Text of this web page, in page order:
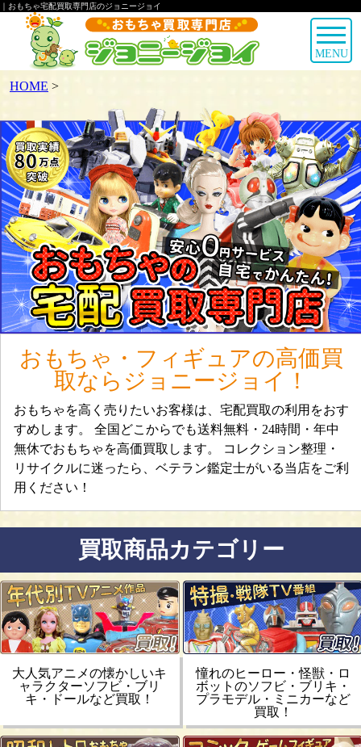
｜おもちゃ宅配買取専門店のジョニージョイ
MENU
HOME >
おもちゃ・フィギュアの高価買
取ならジョニージョイ！
おもちゃを高く売りたいお客様は、宅配買取の利用をおす
すめします。 全国どこからでも送料無料・24時間・年中
無休でおもちゃを高価買取します。 コレクション整理・
リサイクルに迷ったら、ベテラン鑑定士がいる当店をご利
用ください！
買取商品カテゴリー
大人気アニメの懐かしいキ
ャラクターソフビ・ブリ
キ・ドールなど買取！
憧れのヒーロー・怪獣・ロ
ボットのソフビ・ブリキ・
プラモデル・ミニカーなど
買取！